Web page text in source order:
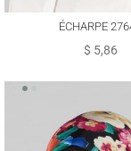
ÉCHARPE
$ 5,86